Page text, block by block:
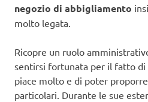
negozio di abbigliamento
molto legata.
Ricopre un ruolo
sentirsi fortunata per il fatto di
piace molto e di poter
particolari. Durante le sue